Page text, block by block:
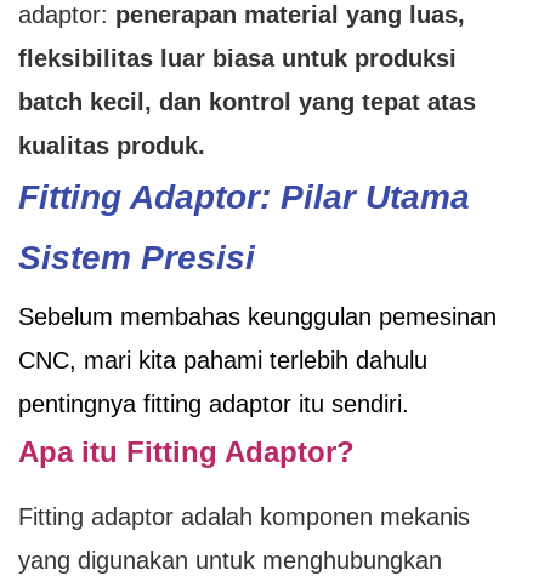
adaptor: penerapan material yang luas,
fleksibilitas luar biasa untuk produksi
batch kecil, dan kontrol yang tepat atas
kualitas produk.
Fitting Adaptor: Pilar Utama
Sistem Presisi
Sebelum membahas keunggulan pemesinan
CNC, mari kita pahami terlebih dahulu
pentingnya fitting adaptor itu sendiri.
Apa itu Fitting Adaptor?
Fitting adaptor adalah komponen mekanis
yang digunakan untuk menghubungkan